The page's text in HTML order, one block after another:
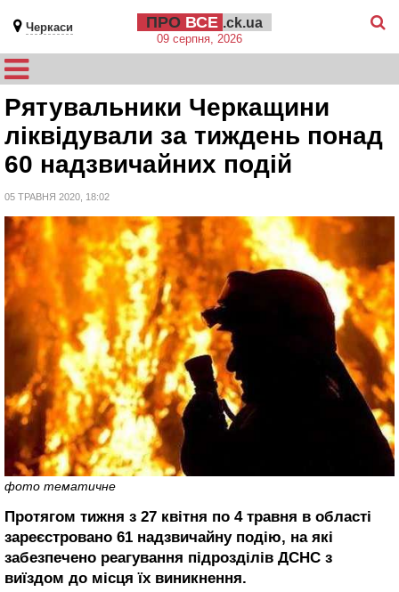
Черкаси ПРО ВСЕ .ck.ua
09 серпня, 2026
Рятувальники Черкащини
ліквідували за тиждень понад
60 надзвичайних подій
05 ТРАВНЯ 2020, 18:02
фото тематичне
Протягом тижня з 27 квітня по 4 травня в області
зареєстровано 61 надзвичайну подію, на які
забезпечено реагування підрозділів ДСНС з
виїздом до місця їх виникнення.